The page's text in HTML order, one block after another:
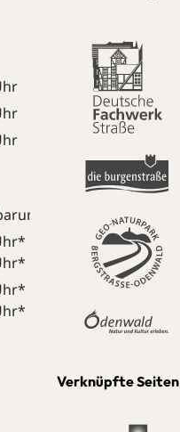
Verknüpfte Seiten